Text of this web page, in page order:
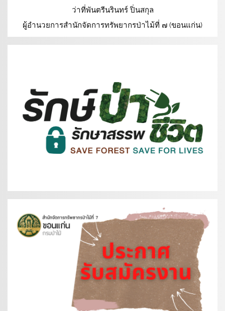
ว่าที่พันตรีนรินทร์ ปิ่นสกุล
ผู้อำนวยการสำนักจัดการทรัพยากรป่าไม้ที่ ๗ (ขอนแก่น)